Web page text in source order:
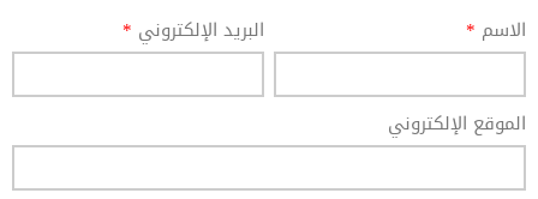
الاسم * البريد الإلكتروني *
الموقع الإلكتروني